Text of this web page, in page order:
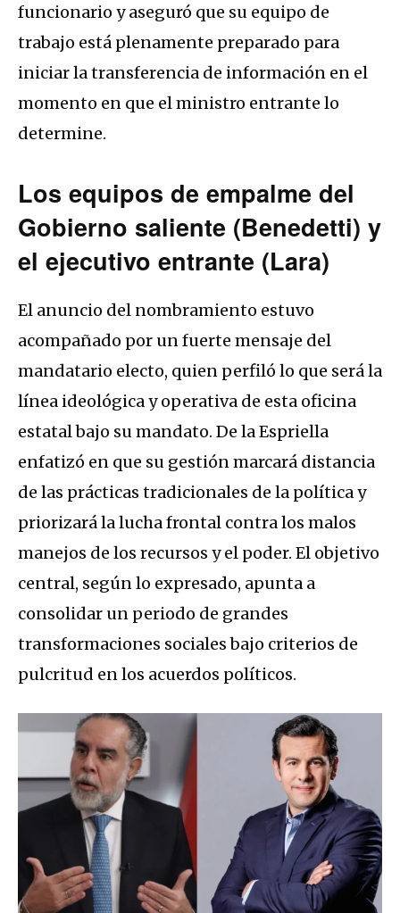
funcionario y aseguró que su equipo de
trabajo está plenamente preparado para
iniciar la transferencia de información en el
momento en que el ministro entrante lo
determine.
Los equipos de empalme del
Gobierno saliente (Benedetti) y
el ejecutivo entrante (Lara)
El anuncio del nombramiento estuvo
acompañado por un fuerte mensaje del
mandatario electo, quien perfiló lo que será la
línea ideológica y operativa de esta oficina
estatal bajo su mandato. De la Espriella
enfatizó en que su gestión marcará distancia
de las prácticas tradicionales de la política y
priorizará la lucha frontal contra los malos
manejos de los recursos y el poder. El objetivo
central, según lo expresado, apunta a
consolidar un periodo de grandes
transformaciones sociales bajo criterios de
pulcritud en los acuerdos políticos.